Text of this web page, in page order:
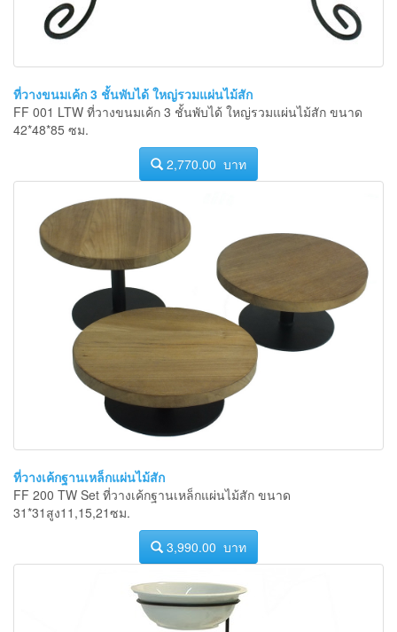
ที่วางขนมเค้ก 3 ชั้นพับได้ ใหญ่รวมแผ่นไม้สัก
FF 001 LTW ที่วางขนมเค้ก 3 ชั้นพับได้ ใหญ่รวมแผ่นไม้สัก ขนาด
42*48*85 ซม.
2,770.00 บาท
ที่วางเค้กฐานเหล็กแผ่นไม้สัก
FF 200 TW Set ที่วางเค้กฐานเหล็กแผ่นไม้สัก ขนาด
31*31สูง11,15,21ซม.
3,990.00 บาท